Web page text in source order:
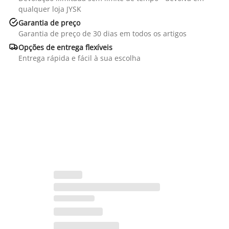
qualquer loja JYSK
Garantia de preço
Garantia de preço de 30 dias em todos os artigos
Opções de entrega flexíveis
Entrega rápida e fácil à sua escolha